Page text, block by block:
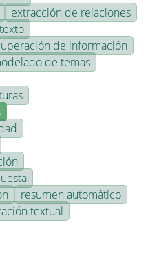
extracción de relaciones
de información
de temas
resumen automático
textual